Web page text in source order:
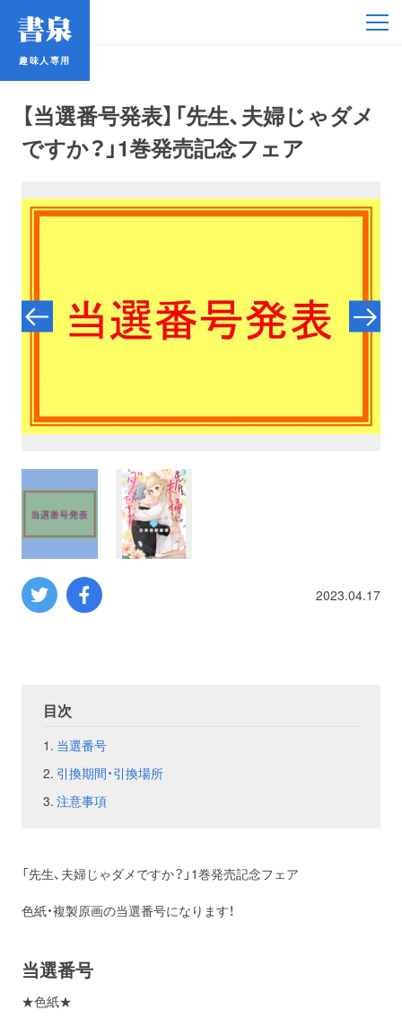
趣味人専用
【当選番号発表】「先生、夫婦じゃダメ
ですか？」1巻発売記念フェア
2023.04.17
目次
当選番号
引換期間・引換場所
注意事項
「先生、夫婦じゃダメですか？」1巻発売記念フェア
色紙・複製原画の当選番号になります！
当選番号
★色紙★
趣味人専用
アイドル
コミック・ラノベ
プロレス
数学
コンピューター
ミリタリー
フェア
会社概要